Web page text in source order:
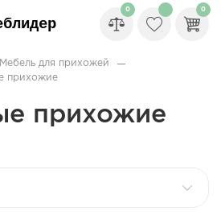
0 0
Мебель для прихожей
прихожие
прихожие